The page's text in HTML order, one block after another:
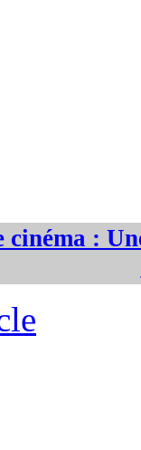
: